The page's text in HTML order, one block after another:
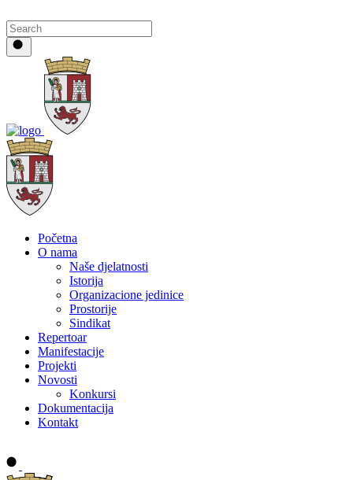
Početna
O nama
Naše djelatnosti
Istorija
Organizacione jedinice
Prostorije
Sindikat
Repertoar
Manifestacije
Projekti
Novosti
Konkursi
Dokumentacija
Kontakt